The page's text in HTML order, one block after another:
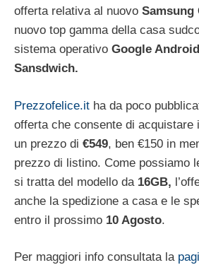
offerta relativa al nuovo Samsung
nuovo top gamma della casa
sistema operativo Google
Sansdwich.
Prezzofelice.it ha da poco
offerta che consente di acquistare
un prezzo di €549, ben €150 in
prezzo di listino. Come possiamo
si tratta del modello da 16GB,
anche la spedizione a casa e le
entro il prossimo 10 Agosto.
Per maggiori info consultata la